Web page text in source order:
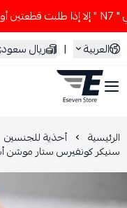
العربية
| ريال
ESEVEN STORE
الرئيسية أحذية للجنسين
سنيكر كونفيرس ستار موشن